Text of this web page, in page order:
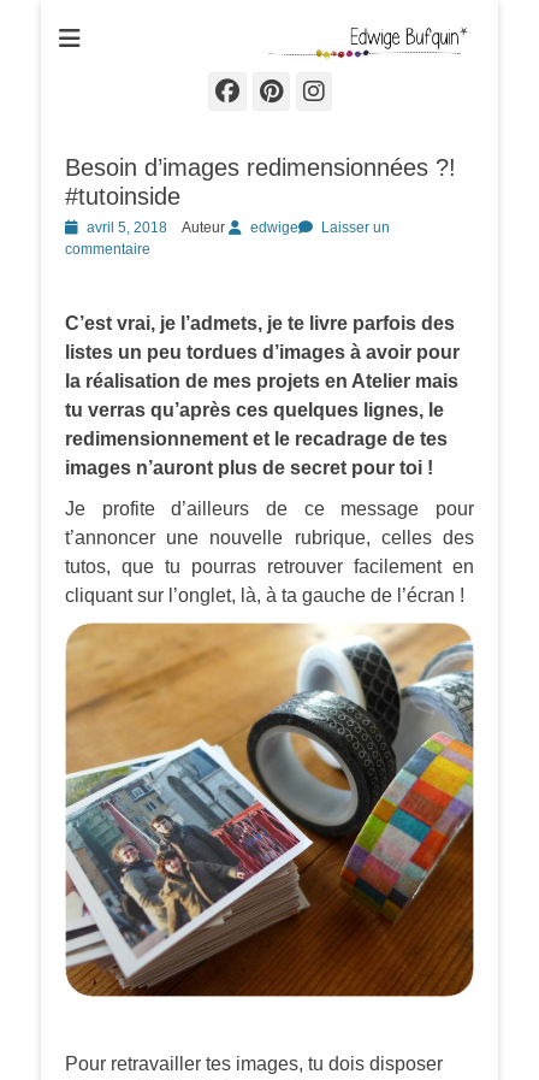
Edwige Bufquin
Facebook
Pinterest
Instagram
Besoin d’images redimensionnées ?!
#tutoinside
Posted
on
avril 5, 2018 Auteur edwige
Laisser un
commentaire
C’est vrai, je l’admets, je te livre parfois des
listes un peu tordues d’images à avoir pour
la réalisation de mes projets en Atelier mais
tu verras qu’après ces quelques lignes, le
redimensionnement et le recadrage de tes
images n’auront plus de secret pour toi !
Je profite d’ailleurs de ce message pour
t’annoncer une nouvelle rubrique, celles des
tutos, que tu pourras retrouver facilement en
cliquant sur l’onglet, là, à ta gauche de l’écran !
Pour retravailler tes images, tu dois disposer